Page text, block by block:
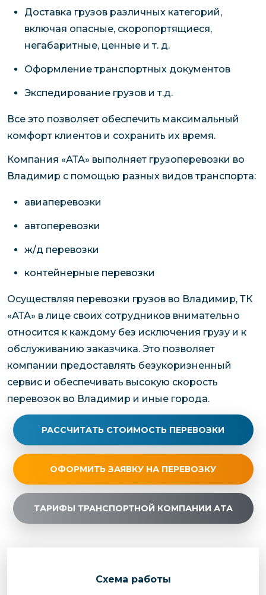
Доставка грузов различных категорий,
включая опасные, скоропортящиеся,
негабаритные, ценные и т. д.
Оформление транспортных документов
Экспедирование грузов и т.д.
Все это позволяет обеспечить максимальный
комфорт клиентов и сохранить их время.
Компания «АТА» выполняет грузоперевозки во
Владимир с помощью разных видов транспорта:
авиаперевозки
автоперевозки
ж/д перевозки
контейнерные перевозки
Осуществляя перевозки грузов во Владимир, ТК
«АТА» в лице своих сотрудников внимательно
относится к каждому без исключения грузу и к
обслуживанию заказчика. Это позволяет
компании предоставлять безукоризненный
сервис и обеспечивать высокую скорость
перевозок во Владимир и иные города.
РАССЧИТАТЬ СТОИМОСТЬ ПЕРЕВОЗКИ
ОФОРМИТЬ ЗАЯВКУ НА ПЕРЕВОЗКУ
ТАРИФЫ ТРАНСПОРТНОЙ КОМПАНИИ АТА
Cхема работы